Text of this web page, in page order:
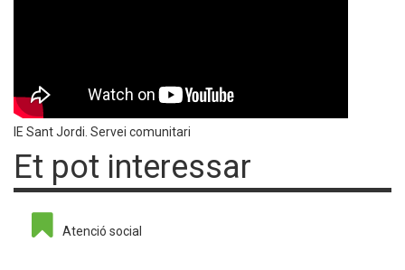
IE Sant Jordi. Servei comunitari
Et pot interessar
Atenció social